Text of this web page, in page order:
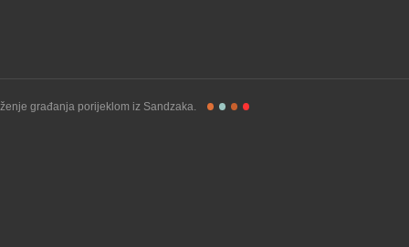
građanja porijeklom iz Sandzaka.